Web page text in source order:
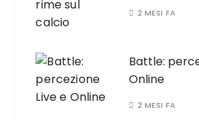
2 MESI FA
Battle:
Online
2 MESI FA